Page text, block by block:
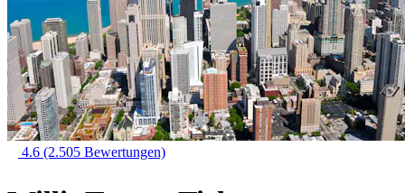
4.6 (2.505 Bewertungen)